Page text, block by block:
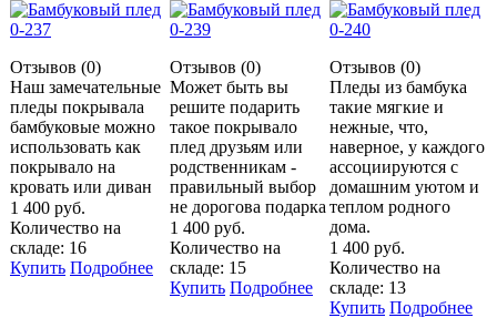
Отзывов (0)
Наш замечательные
пледы покрывала
бамбуковые можно
использовать как
покрывало на
кровать или диван
1 400 руб.
Количество на
складе: 16
Купить Подробнее
Отзывов (0)
Может быть вы
решите подарить
такое покрывало
плед друзьям или
родственникам -
правильный выбор
не дорогова подарка
1 400 руб.
Количество на
складе: 15
Купить Подробнее
Отзывов (0)
Пледы из бамбука
такие мягкие и
нежные, что,
наверное, у каждого
ассоциируются с
домашним уютом и
теплом родного
дома.
1 400 руб.
Количество на
складе: 13
Купить Подробнее